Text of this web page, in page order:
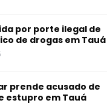
por porte ilegal de
de drogas em Tauá
prende acusado de
estupro em Tauá